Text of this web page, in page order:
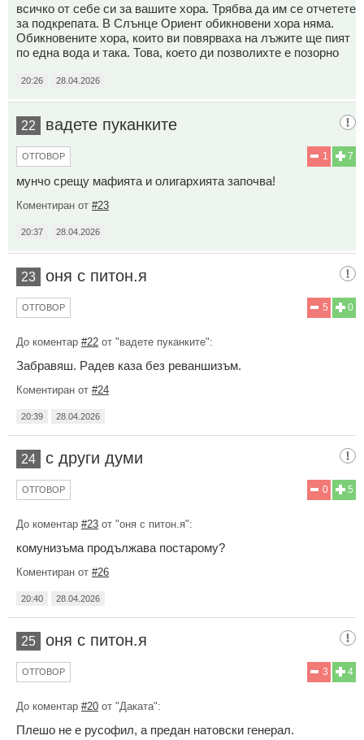
всичко от себе си за вашите хора. Трябва да им се отчетете
за подкрепата. В Слънце Ориент обикновени хора няма.
Обикновените хора, които ви повярваха на лъжите ще пият
по една вода и така. Това, което ди позволихте е позорно
20:26 28.04.2026
22 вадете пуканките
7
1
ОТГОВОР
мунчо срещу мафията и олигархията започва!
Коментиран от #23
20:37 28.04.2026
23 оня с питон.я
0
5
ОТГОВОР
До коментар #22 от "вадете пуканките":
Забравяш. Радев каза без реваншизъм.
Коментиран от #24
20:39 28.04.2026
24 с други думи
5
0
ОТГОВОР
До коментар #23 от "оня с питон.я":
комунизъма продължава постарому?
Коментиран от #26
20:40 28.04.2026
25 оня с питон.я
4
3
ОТГОВОР
До коментар #20 от "Даката":
Плешо не е русофил, а предан натовски генерал.